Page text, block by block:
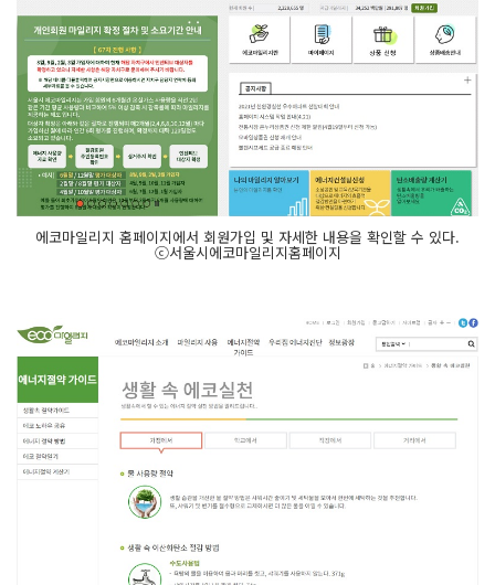
에코마일리지 홈페이지에서 회원가입 및 자세한 내용을 확인할 수 있다.
ⓒ서울시에코마일리지홈페이지